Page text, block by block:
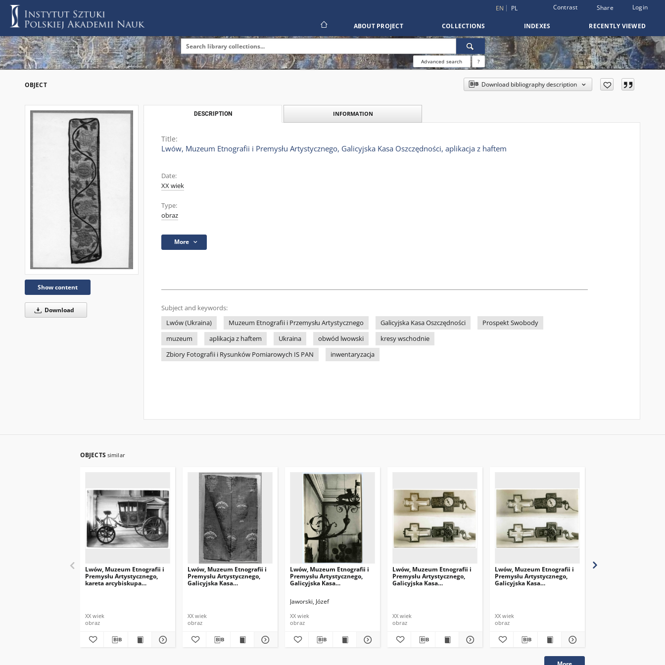
EN PL Contrast Share Login
ABOUT PROJECT COLLECTIONS INDEXES RECENTLY VIEWED
Advanced search ?
OBJECT Download bibliography description
Show content
Download
DESCRIPTION INFORMATION
Title:
Lwów, Muzeum Etnografii i Premysłu Artystycznego, Galicyjska Kasa Oszczędności, aplikacja z haftem
Date:
XX wiek
Type:
obraz
More
Subject and keywords:
Lwów (Ukraina)
Muzeum Etnografii i Przemysłu Artystycznego Galicyjska Kasa Oszczędności
Prospekt Swobody
muzeum
aplikacja z haftem Ukraina obwód lwowski
kresy wschodnie
Zbiory Fotografii i Rysunków Pomiarowych IS PAN
inwentaryzacja
OBJECTS similar
Lwów, Muzeum Etnografii i
Premysłu Artystycznego,
kareta arcybiskupa
XX wiek
obraz
Lwów, Muzeum Etnografii i
Premysłu Artystycznego,
Galicyjska Kasa
XX wiek
obraz
Lwów, Muzeum Etnografii i
Premysłu Artystycznego,
Galicyjska Kasa
Jaworski, Józef
XX wiek
obraz
Lwów, Muzeum Etnografii i
Premysłu Artystycznego,
Galicyjska Kasa
XX wiek
obraz
Lwów, Muzeum Etnografii i
Premysłu Artystycznego,
Galicyjska Kasa
XX wiek
obraz